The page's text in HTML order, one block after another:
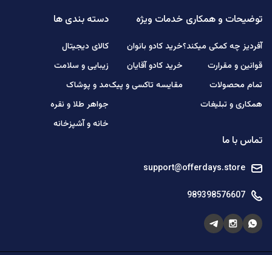
توضیحات و همکاری
آفردیز چه کمکی میکند؟
قوانین و مقرارت
تمام محصولات
همکاری و تبلیغات
خدمات ویژه
خرید کادو بانوان
خرید کادو آقایان
مقایسه تاکسی و پیک
دسته بندی ها
کالای دیجیتال
زیبایی و سلامت
مد و پوشاک
جواهر طلا و نقره
خانه و آشپزخانه
تماس با ما
support@offerdays.store
989398576607